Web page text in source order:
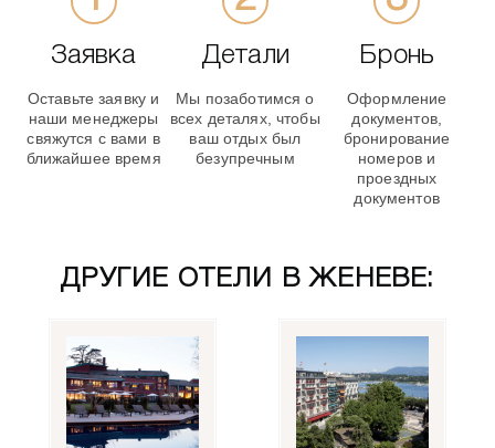
Заявка
Оставьте заявку и
наши менеджеры
свяжутся с вами в
ближайшее время
Детали
Мы позаботимся о
всех деталях, чтобы
ваш отдых был
безупречным
Бронь
Оформление
документов,
бронирование
номеров и
проездных
документов
ДРУГИЕ ОТЕЛИ В ЖЕНЕВЕ: